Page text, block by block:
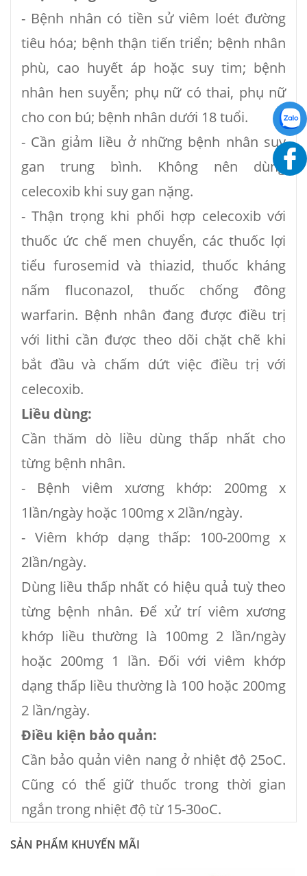
- Bệnh nhân có tiền sử viêm loét đường
tiêu hóa; bệnh thận tiến triển; bệnh nhân
phù, cao huyết áp hoặc suy tim; bệnh
nhân hen suyễn; phụ nữ có thai, phụ nữ
cho con bú; bệnh nhân dưới 18 tuổi.
- Cần giảm liều ở những bệnh nhân suy
gan trung bình. Không nên dùng
celecoxib khi suy gan nặng.
- Thận trọng khi phối hợp celecoxib với
thuốc ức chế men chuyển, các thuốc lợi
tiểu furosemid và thiazid, thuốc kháng
nấm fluconazol, thuốc chống đông
warfarin. Bệnh nhân đang được điều trị
với lithi cần được theo dõi chặt chẽ khi
bắt đầu và chấm dứt việc điều trị với
celecoxib.
Liều dùng:
Cần thăm dò liều dùng thấp nhất cho
từng bệnh nhân.
- Bệnh viêm xương khớp: 200mg x
1lần/ngày hoặc 100mg x 2lần/ngày.
- Viêm khớp dạng thấp: 100-200mg x
2lần/ngày.
Dùng liều thấp nhất có hiệu quả tuỳ theo
từng bệnh nhân. Để xử trí viêm xương
khớp liều thường là 100mg 2 lần/ngày
hoặc 200mg 1 lần. Đối với viêm khớp
dạng thấp liều thường là 100 hoặc 200mg
2 lần/ngày.
Điều kiện bảo quản:
Cần bảo quản viên nang ở nhiệt độ 25oC.
Cũng có thể giữ thuốc trong thời gian
ngắn trong nhiệt độ từ 15-30oC.
SẢN PHẨM KHUYẾN MÃI